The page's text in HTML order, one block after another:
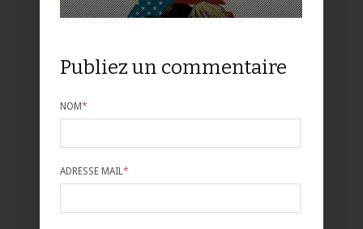
Publiez un commentaire
NOM*
ADRESSE MAIL*